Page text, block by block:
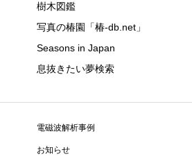
樹木図鑑
写真の椿園「椿-db.net」
Seasons in Japan
息抜きたい夢検索
電磁波解析事例
お知らせ